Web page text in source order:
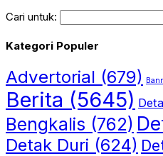
Cari untuk:
Kategori Populer
Advertorial (679)
Berita (5645)
Bengkalis (762)
Detak Duri (624)